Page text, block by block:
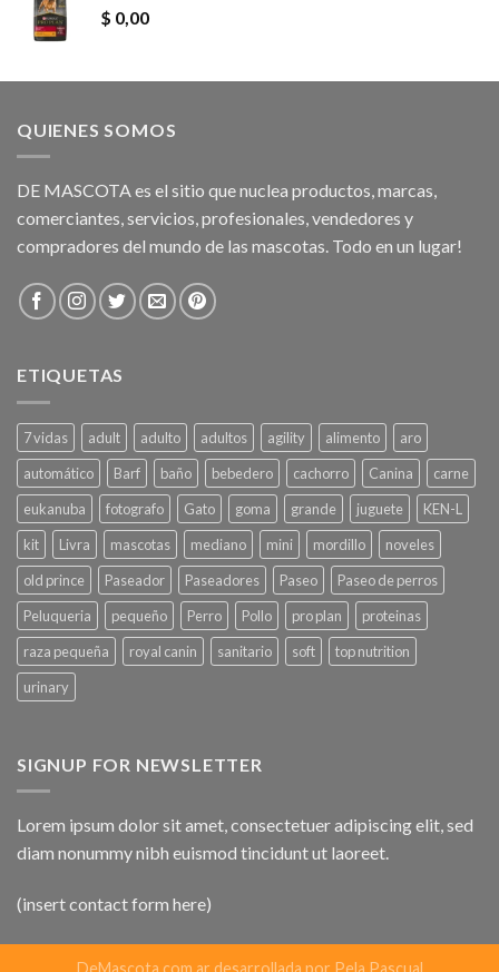
$ 0,00
QUIENES SOMOS
DE MASCOTA es el sitio que nuclea productos, marcas,
comerciantes, servicios, profesionales, vendedores y
compradores del mundo de las mascotas. Todo en un lugar!
ETIQUETAS
7 vidas adult adulto adultos agility alimento
aro
automático
Barf baño bebedero cachorro Canina
carne
eukanuba
fotografo Gato goma grande juguete
KEN-L
kit
Livra mascotas mediano mini mordillo
noveles
old prince
Paseador Paseadores Paseo
Paseo de perros
Peluqueria
pequeño Perro Pollo pro plan
proteinas
raza pequeña
royal canin sanitario soft
top nutrition
urinary
SIGNUP FOR NEWSLETTER
Lorem ipsum dolor sit amet, consectetuer adipiscing elit, sed
diam nonummy nibh euismod tincidunt ut laoreet.
(insert contact form here)